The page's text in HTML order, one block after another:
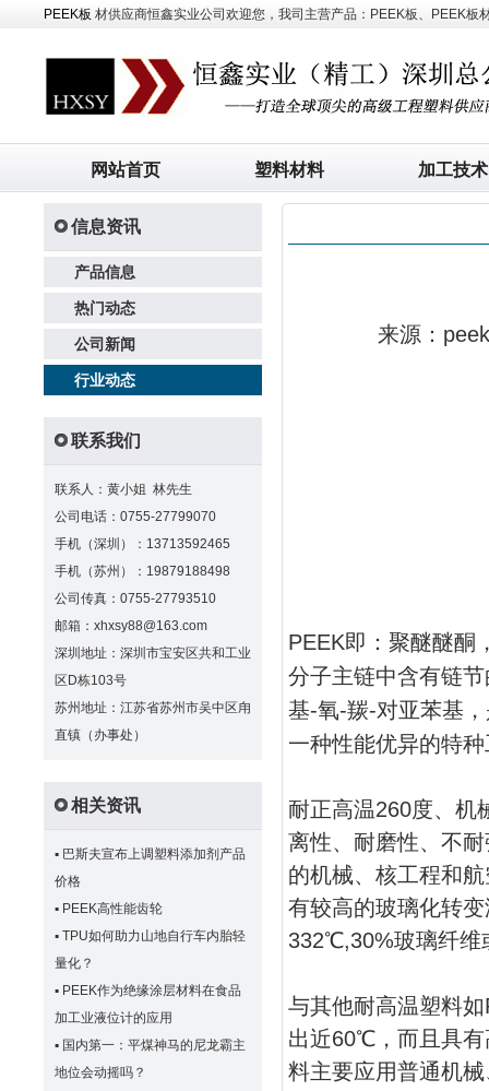
PEEK板 材供应商恒鑫实业公司欢迎您，我司主营产品：PEEK板、PEEK板
网站首页 塑料材料 加工技术
信息资讯
产品信息
热门动态
公司新闻
行业动态
联系我们
联系人：黄小姐 林先生
公司电话：0755-27799070
手机（深圳）：13713592465
手机（苏州）：19879188498
公司传真：0755-27793510
邮箱：xhxsy88@163.com
深圳地址：深圳市宝安区共和工业
区D栋103号
苏州地址：江苏省苏州市吴中区甪
直镇（办事处）
相关资讯
▪ 巴斯夫宣布上调塑料添加剂产品
价格
▪ PEEK高性能齿轮
▪ TPU如何助力山地自行车内胎轻
量化？
▪ PEEK作为绝缘涂层材料在食品
加工业液位计的应用
▪ 国内第一：平煤神马的尼龙霸主
地位会动摇吗？
来源：
PEEK即：聚醚醚酮
分子主链中含有链
基-氧-羰-对亚苯基
一种性能优异的特
耐正高温260度、机
离性、耐磨性、不
的机械、核工程和
有较高的玻璃化转
332℃,30%玻璃纤维
与其他耐高温塑料
出近60℃，而且具有
料主要应用普通机